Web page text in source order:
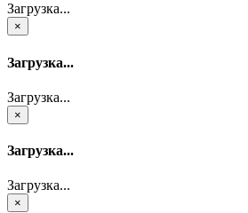
Загрузка...
×
Загрузка...
Загрузка...
×
Загрузка...
Загрузка...
×